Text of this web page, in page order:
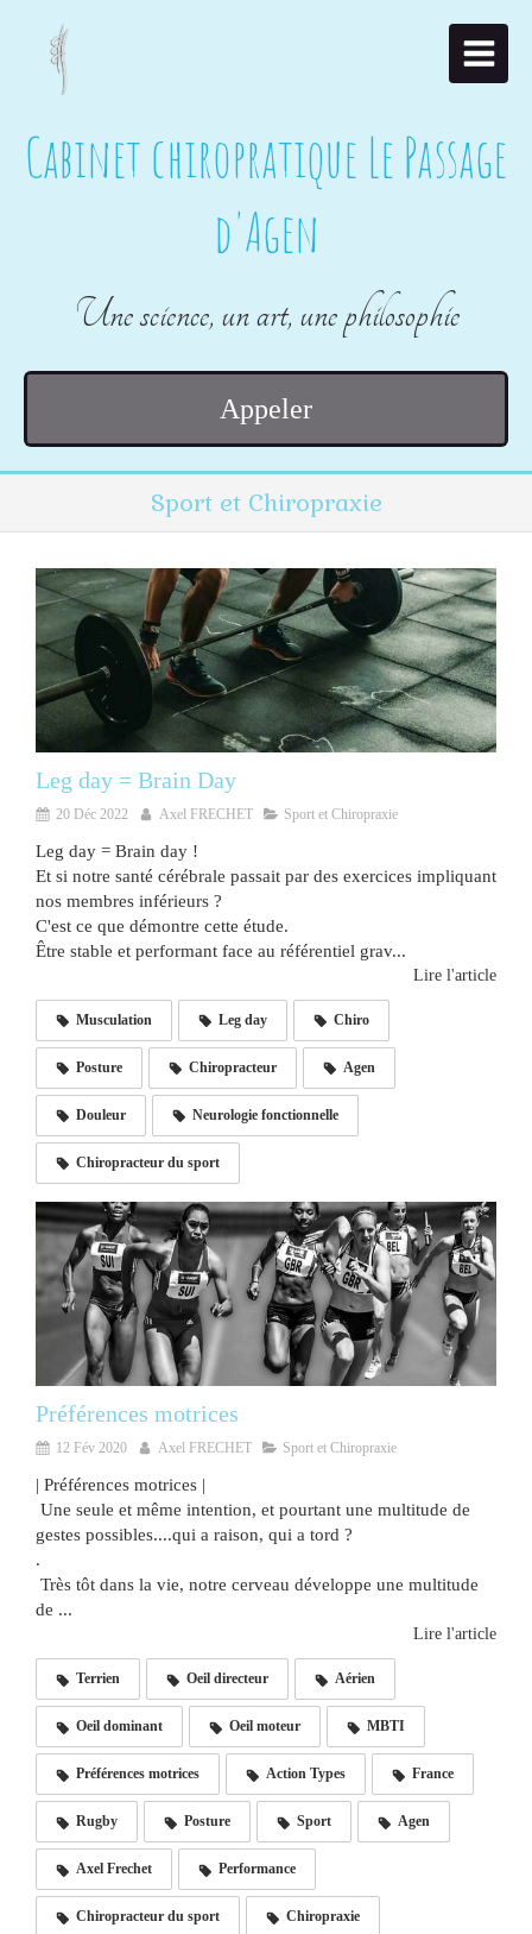
Cabinet chiropratique Le Passage
d'Agen
Une science, un art, une philosophie
Appeler
Sport et Chiropraxie
Leg day = Brain Day
20 Déc 2022 Axel FRECHET Sport et Chiropraxie
Leg day = Brain day !
Et si notre santé cérébrale passait par des exercices impliquant
nos membres inférieurs ?
C'est ce que démontre cette étude.
Être stable et performant face au référentiel grav...
Lire l'article
Musculation Leg day Chiro
Posture Chiropracteur Agen
Douleur Neurologie fonctionnelle
Chiropracteur du sport
Préférences motrices
12 Fév 2020 Axel FRECHET Sport et Chiropraxie
| Préférences motrices |
Une seule et même intention, et pourtant une multitude de
gestes possibles....qui a raison, qui a tord ?
.
Très tôt dans la vie, notre cerveau développe une multitude
de ...
Lire l'article
Terrien Oeil directeur Aérien
Oeil dominant Oeil moteur MBTI
Préférences motrices Action Types France
Rugby Posture Sport Agen
Axel Frechet Performance
Chiropracteur du sport Chiropraxie